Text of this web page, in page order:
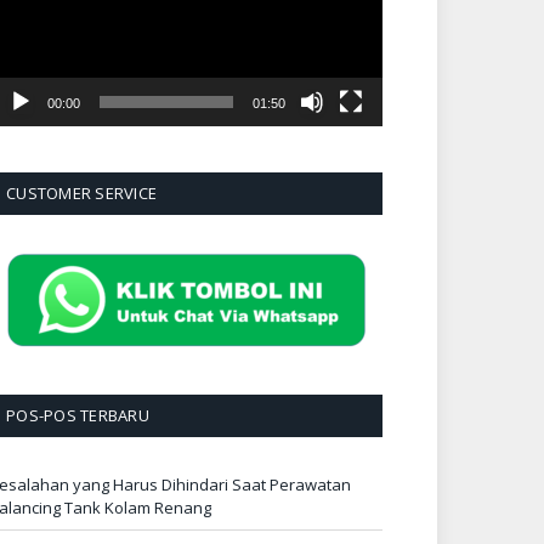
00:00 01:50
CUSTOMER SERVICE
POS-POS TERBARU
yang Harus Dihindari Saat Perawatan
Tank Kolam Renang